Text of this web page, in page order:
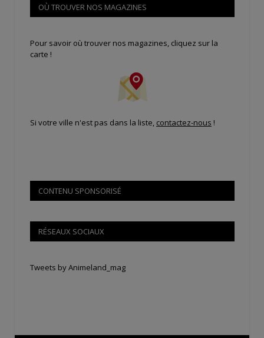
OÙ TROUVER NOS MAGAZINES
Pour savoir où trouver nos magazines, cliquez sur la
carte !
Si votre ville n'est pas dans la liste, contactez-nous !
CONTENU SPONSORISÉ
RÉSEAUX SOCIAUX
Tweets by Animeland_mag